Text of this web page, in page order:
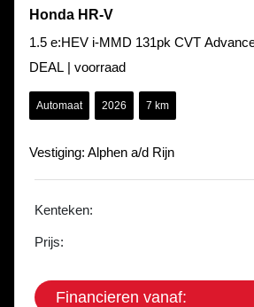
Honda HR-V
1.5 e:HEV i-MMD 131pk CVT
DEAL | voorraad
Automaat 2026 7 km
Vestiging: Alphen a/d Rijn
Kenteken:
Prijs:
Financieren vanaf: